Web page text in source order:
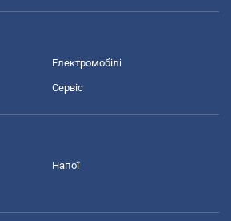
Електромобілі
Сервіс
Напої